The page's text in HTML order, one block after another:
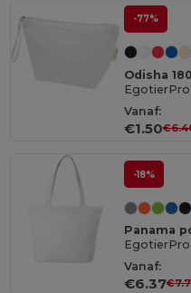
-77%
EgotierPro
Vanaf:
€1.50
-18%
Panama
EgotierPro
Vanaf:
€6.37